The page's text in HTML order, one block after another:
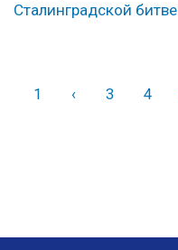
Сталинградской битве
1 ‹Назад
3 4